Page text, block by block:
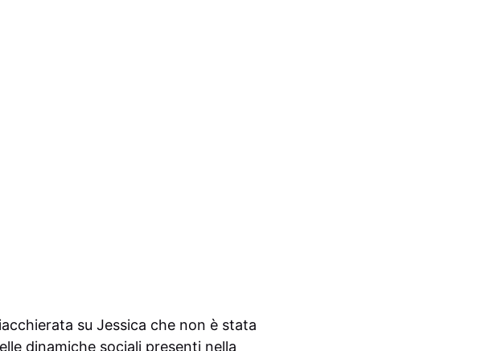
su Jessica che non è stata
dinamiche sociali presenti nella